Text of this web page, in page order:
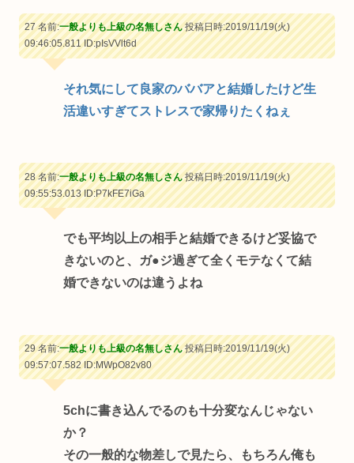
27 名前:一般よりも上級の名無しさん投稿日時:2019/11/19(火)
09:46:05.811ID:pIsVVlt6d
それ気にして良家のババアと結婚したけど生
活違いすぎてストレスで家帰りたくねぇ
28 名前:一般よりも上級の名無しさん投稿日時:2019/11/19(火)
09:55:53.013ID:P7kFE7iGa
でも平均以上の相手と結婚できるけど妥協で
きないのと、ガ●ジ過ぎて全くモテなくて結
婚できないのは違うよね
29 名前:一般よりも上級の名無しさん投稿日時:2019/11/19(火)
09:57:07.582ID:MWpO82v80
5chに書き込んでるのも十分変なんじゃない
か？
その一般的な物差しで見たら、もちろん俺も